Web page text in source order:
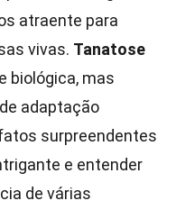
atraente para
vivas. Tanatose
biológica, mas
adaptação
surpreendentes
e entender
de várias